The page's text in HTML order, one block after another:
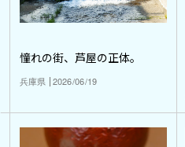
憧れの街、芦屋の正体。
兵庫県 2026/06/19